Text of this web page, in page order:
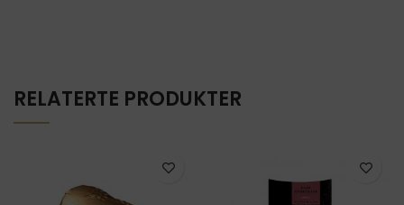
RELATERTE PRODUKTER